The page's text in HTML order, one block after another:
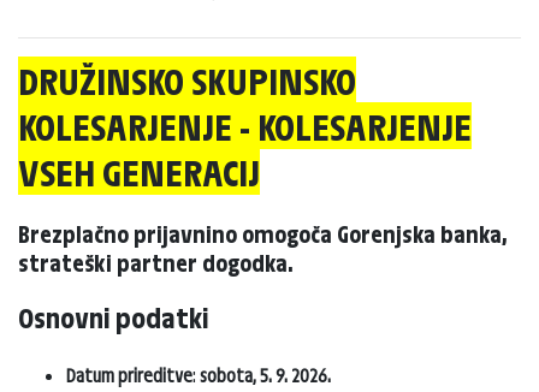
DRUŽINSKO SKUPINSKO
KOLESARJENJE - KOLESARJENJE
VSEH GENERACIJ
Brezplačno prijavnino omogoča Gorenjska banka,
strateški partner dogodka.
Osnovni podatki
Datum prireditve: sobota, 5. 9. 2026.